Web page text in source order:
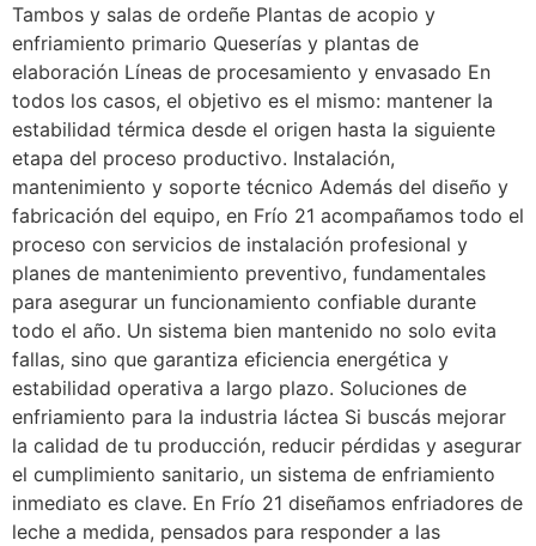
Tambos y salas de ordeñe Plantas de acopio y
enfriamiento primario Queserías y plantas de
elaboración Líneas de procesamiento y envasado En
todos los casos, el objetivo es el mismo: mantener la
estabilidad térmica desde el origen hasta la siguiente
etapa del proceso productivo. Instalación,
mantenimiento y soporte técnico Además del diseño y
fabricación del equipo, en Frío 21 acompañamos todo el
proceso con servicios de instalación profesional y
planes de mantenimiento preventivo, fundamentales
para asegurar un funcionamiento confiable durante
todo el año. Un sistema bien mantenido no solo evita
fallas, sino que garantiza eficiencia energética y
estabilidad operativa a largo plazo. Soluciones de
enfriamiento para la industria láctea Si buscás mejorar
la calidad de tu producción, reducir pérdidas y asegurar
el cumplimiento sanitario, un sistema de enfriamiento
inmediato es clave. En Frío 21 diseñamos enfriadores de
leche a medida, pensados para responder a las